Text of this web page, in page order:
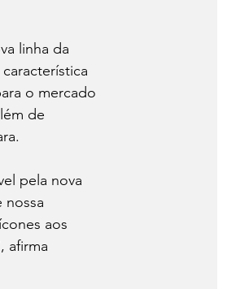
linha da
o mercado
de
pela nova
nossa
aos
afirma